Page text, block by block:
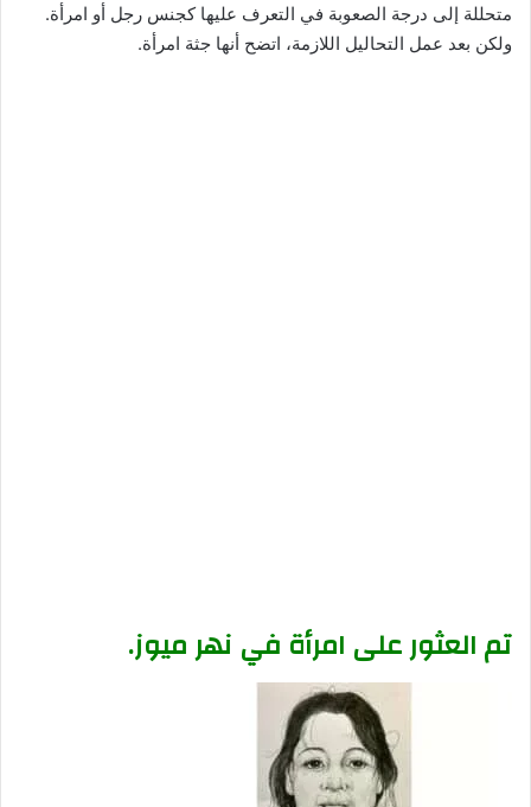
متحللة إلى درجة الصعوبة في التعرف عليها كجنس رجل أو امرأة.
ولكن بعد عمل التحاليل اللازمة، اتضح أنها جثة امرأة.
تم العثور على امرأة في نهر ميوز.